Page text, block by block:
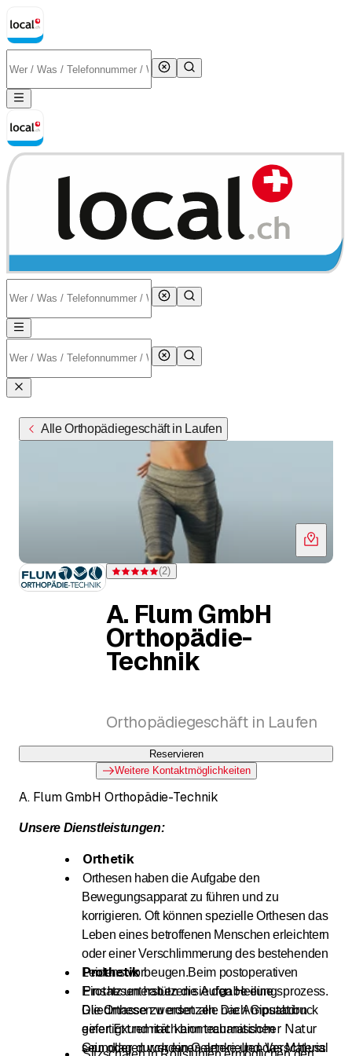
Alle Orthopädiegeschäft in Laufen
Bewertung 5 von 5 Sternen bei 2 Bewertungen
(2)
A. Flum GmbH
Orthopädie-
Technik
Orthopädiegeschäft in Laufen
Reservieren
Weitere Kontaktmöglichkeiten
A. Flum GmbH Orthopädie-Technik
Unsere Dienstleistungen:
Orthetik
Orthesen haben die Aufgabe den
Bewegungsapparat zu führen und zu
korrigieren. Oft können spezielle Orthesen das
Leben eines betroffenen Menschen erleichtern
oder einer Verschlimmerung des bestehenden
Leidens vorbeugen.Beim postoperativen
Einsatz unterstützen sie den Heilungsprozess.
Die Orthesen werden alle nach Gipsabdruck
gefertigt und nach biomechanischen
Grundlagen werden Gelenke und das Material
Prothetik
Prothesen haben die Aufgabe eine
Gliedmasse zu ersetzen. Die Amputation
einer Extremität kann traumatischer Natur
sein oder durch einen arteriellen Verschluss